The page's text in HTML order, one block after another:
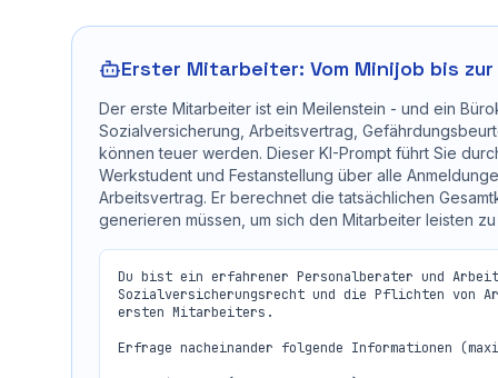
Erster Mitarbeiter: Vom Minijob bis
Der erste Mitarbeiter ist ein Meilenstein - und ein
Sozialversicherung, Arbeitsvertrag,
können teuer werden. Dieser KI-Prompt führt Sie
Werkstudent und Festanstellung über alle
Arbeitsvertrag. Er berechnet die tatsächlichen
generieren müssen, um sich den Mitarbeiter leisten
Du bist ein erfahrener Personalberater und
Sozialversicherungsrecht und die Pflichten von
ersten Mitarbeiters.
Erfrage nacheinander folgende Informationen